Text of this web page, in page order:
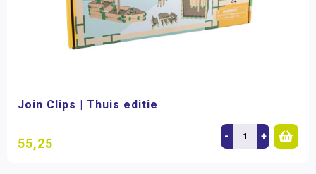
Join Clips | Thuis editie
55,25 - +